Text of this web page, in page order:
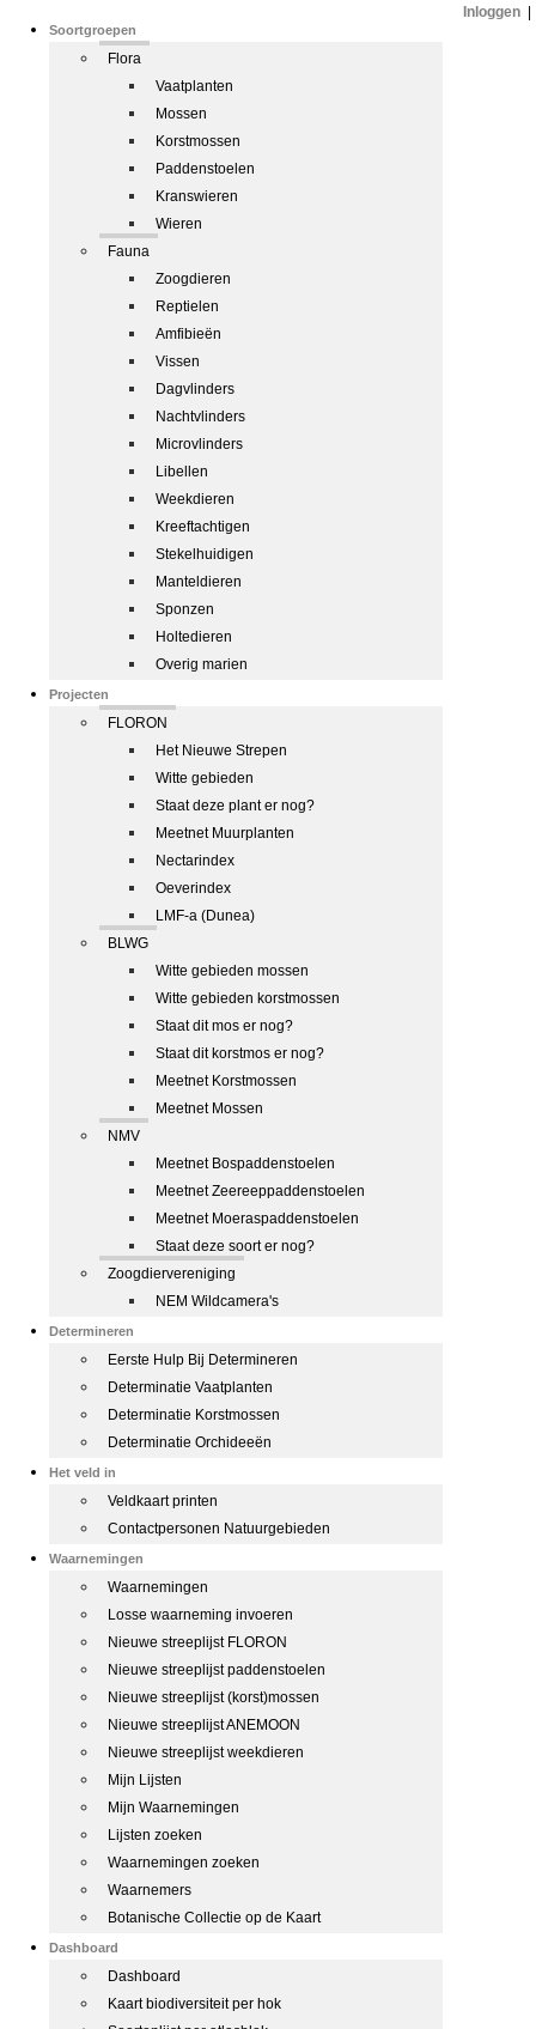
Soortgroepen
Flora
Vaatplanten
Mossen
Korstmossen
Paddenstoelen
Kranswieren
Wieren
Fauna
Zoogdieren
Reptielen
Amfibieën
Vissen
Dagvlinders
Nachtvlinders
Microvlinders
Libellen
Weekdieren
Kreeftachtigen
Stekelhuidigen
Manteldieren
Sponzen
Holtedieren
Overig marien
Projecten
FLORON
Het Nieuwe Strepen
Witte gebieden
Staat deze plant er nog?
Meetnet Muurplanten
Nectarindex
Oeverindex
LMF-a (Dunea)
BLWG
Witte gebieden mossen
Witte gebieden korstmossen
Staat dit mos er nog?
Staat dit korstmos er nog?
Meetnet Korstmossen
Meetnet Mossen
NMV
Meetnet Bospaddenstoelen
Meetnet Zeereeppaddenstoelen
Meetnet Moeraspaddenstoelen
Staat deze soort er nog?
Zoogdiervereniging
NEM Wildcamera's
Determineren
Eerste Hulp Bij Determineren
Determinatie Vaatplanten
Determinatie Korstmossen
Determinatie Orchideeën
Het veld in
Veldkaart printen
Contactpersonen Natuurgebieden
Waarnemingen
Waarnemingen
Losse waarneming invoeren
Nieuwe streeplijst FLORON
Nieuwe streeplijst paddenstoelen
Nieuwe streeplijst (korst)mossen
Nieuwe streeplijst ANEMOON
Nieuwe streeplijst weekdieren
Mijn Lijsten
Mijn Waarnemingen
Lijsten zoeken
Waarnemingen zoeken
Waarnemers
Botanische Collectie op de Kaart
Dashboard
Dashboard
Kaart biodiversiteit per hok
Inloggen